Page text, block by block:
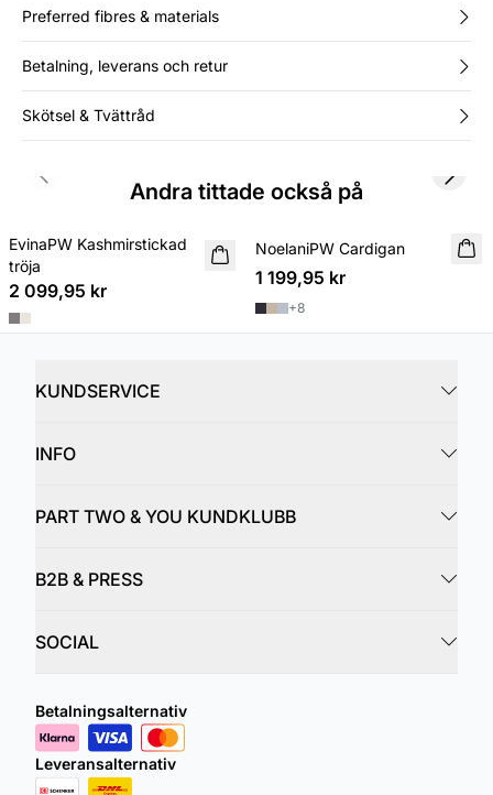
Preferred fibres & materials
Betalning, leverans och retur
Skötsel & Tvättråd
Andra tittade också på
NYHET
EvinaPW Kashmirstickad
tröja
2 099,95 kr
NoelaniPW Cardigan
1 199,95 kr
+8
Previous slide Next
KUNDSERVICE
INFO
PART TWO & YOU KUNDKLUBB
B2B & PRESS
SOCIAL
Betalningsalternativ
Leveransalternativ